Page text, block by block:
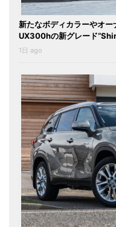
新たなボディカラーやオ
UX300hの新グレード
1日 ago